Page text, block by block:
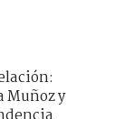
Muñoz y